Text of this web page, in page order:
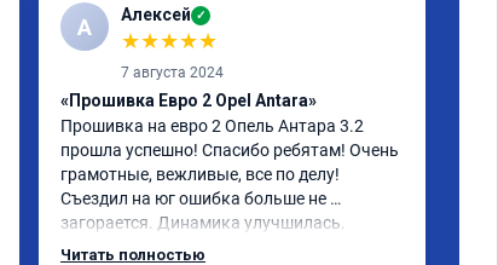
А Алексей ✓
★★★★★
7 августа 2024
«Прошивка Евро 2 Opel Antara»
Прошивка на евро 2 Опель Антара 3.2
прошла успешно! Спасибо ребятам! Очень
грамотные, вежливые, все по делу!
Съездил на юг ошибка больше не
загорается. Динамика улучшилась.
Советую данный сервис. Ещё раз
Читать полностью